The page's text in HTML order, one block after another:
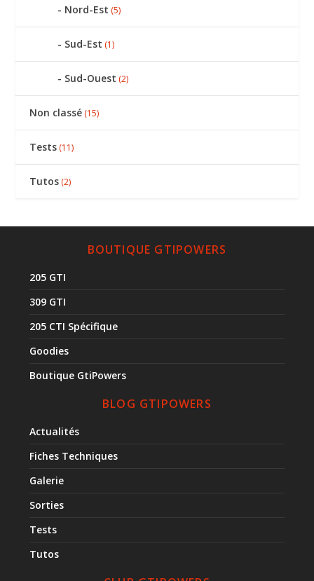
Nord-Est (5)
Sud-Est (1)
Sud-Ouest (2)
Non classé (15)
Tests (11)
Tutos (2)
BOUTIQUE GTIPOWERS
205 GTI
309 GTI
205 CTI Spécifique
Goodies
Boutique GtiPowers
BLOG GTIPOWERS
Actualités
Fiches Techniques
Galerie
Sorties
Tests
Tutos